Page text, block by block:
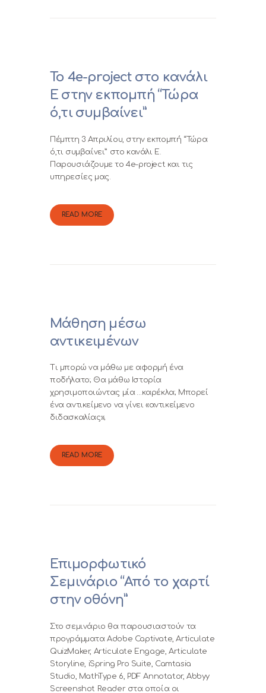
To 4e-project στο κανάλι
Ε στην εκπομπή “Τώρα
ό,τι συμβαίνει”
Πέμπτη 3 Απριλίου, στην εκπομπή “Τώρα
ό,τι συμβαίνει” στο κανάλι Ε.
Παρουσιάζουμε το 4e-project και τις
υπηρεσίες μας.
READ MORE
Μάθηση μέσω
αντικειμένων
Τι μπορώ να μάθω με αφορμή ένα
ποδήλατο; Θα μάθω Ιστορία
χρησιμοποιώντας μία …καρέκλα; Μπορεί
ένα αντικείμενο να γίνει «αντικείμενο
διδασκαλίας»;
READ MORE
Επιμορφωτικό
Σεμινάριο “Από το χαρτί
στην οθόνη”
Στο σεμινάριο θα παρουσιαστούν τα
προγράμματα Adobe Captivate, Articulate
QuizMaker, Articulate Engage, Articulate
Storyline, iSpring Pro Suite, Camtasia
Studio, MathType 6, PDF Annotator, Abbyy
Screenshot Reader στα οποία οι